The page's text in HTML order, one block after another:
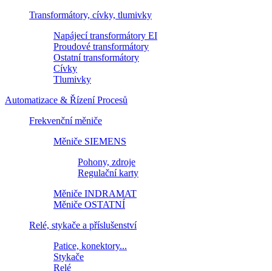
Transformátory, cívky, tlumivky
Napájecí transformátory EI
Proudové transformátory
Ostatní transformátory
Cívky
Tlumivky
Automatizace & Řízení Procesů
Frekvenční měniče
Měniče SIEMENS
Pohony, zdroje
Regulační karty
Měniče INDRAMAT
Měniče OSTATNÍ
Relé, stykače a příslušenství
Patice, konektory...
Stykače
Relé